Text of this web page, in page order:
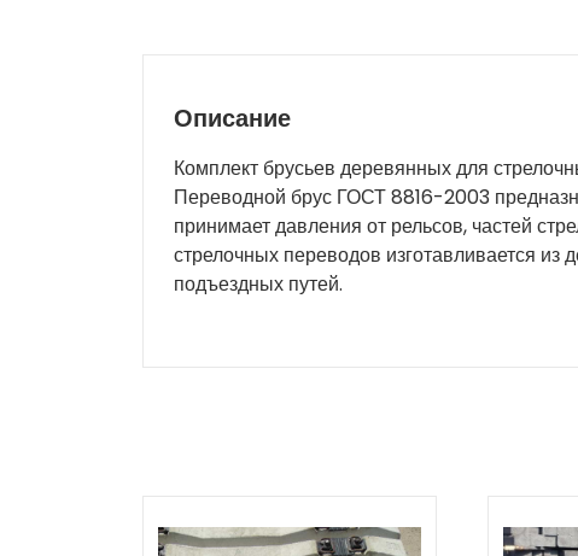
Описание
Комплект брусьев деревянных для
Переводной брус ГОСТ 8816-2003
принимает давления от рельсов, частей
стрелочных переводов изготавливается
подъездных путей.